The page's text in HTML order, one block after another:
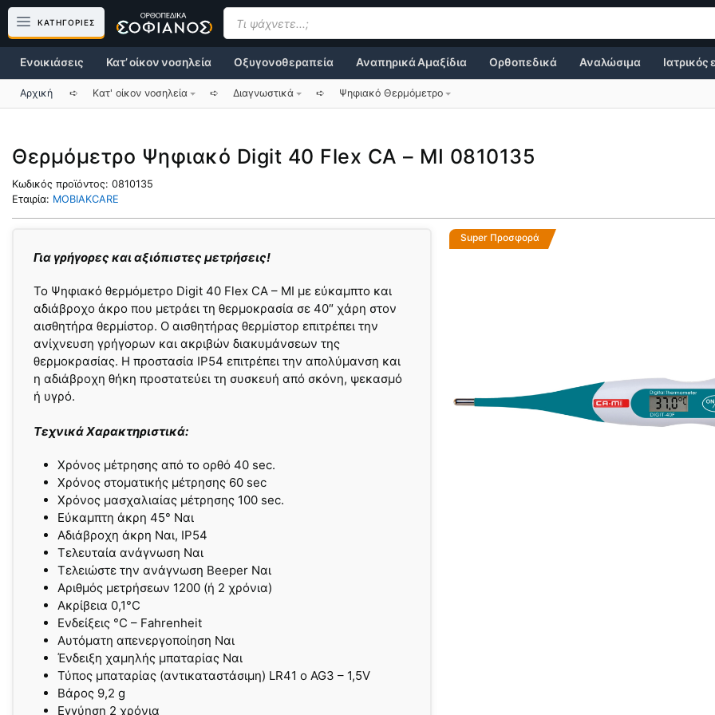
Μετάβαση
περιεχόμενο
ΚΑΤΗΓΟΡΙΕΣ
Products
search
Κατ’ οίκον νοσηλεία Οξυγονοθεραπεία Αναπηρικά Αμαξίδια
Ενοικιάσεις Ορθοπεδικά Αναλώσιμα Ιατρικός
Αρχική ➪ Κατ' οίκον νοσηλεία ➪ Διαγνωστικά ➪ Ψηφιακό Θερμόμετρο
Θερμόμετρο Ψηφιακό Digit 40 Flex CA – MI 0810135
Κωδικός προϊόντος: 0810135
Εταιρία: MOBIAKCARE
Για γρήγορες και αξιόπιστες μετρήσεις!
Το Ψηφιακό θερμόμετρο Digit 40 Flex CA – MI με εύκαμπτο και
αδιάβροχο άκρο που μετράει τη θερμοκρασία σε 40″ χάρη στον
αισθητήρα θερμίστορ. Ο αισθητήρας θερμίστορ επιτρέπει την
ανίχνευση γρήγορων και ακριβών διακυμάνσεων της
θερμοκρασίας. Η προστασία IP54 επιτρέπει την απολύμανση και
η αδιάβροχη θήκη προστατεύει τη συσκευή από σκόνη, ψεκασμό
ή υγρό.
Τεχνικά Χαρακτηριστικά:
Χρόνος μέτρησης από το ορθό 40 sec.
Χρόνος στοματικής μέτρησης 60 sec
Χρόνος μασχαλιαίας μέτρησης 100 sec.
Εύκαμπτη άκρη 45° Ναι
Αδιάβροχη άκρη Ναι, IP54
Τελευταία ανάγνωση Ναι
Τελειώστε την ανάγνωση Beeper Ναι
Αριθμός μετρήσεων 1200 (ή 2 χρόνια)
Ακρίβεια 0,1°C
Ενδείξεις °C – Fahrenheit
Αυτόματη απενεργοποίηση Ναι
Ένδειξη χαμηλής μπαταρίας Ναι
Τύπος μπαταρίας (αντικαταστάσιμη) LR41 o AG3 – 1,5V
Βάρος 9,2 g
Εγγύηση 2 χρόνια
Super Προσφορά